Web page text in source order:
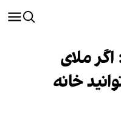
ملای
خانه